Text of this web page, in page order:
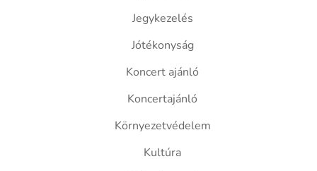
Jegykezelés
Jótékonyság
Koncert ajánló
Koncertajánló
Környezetvédelem
Kultúra